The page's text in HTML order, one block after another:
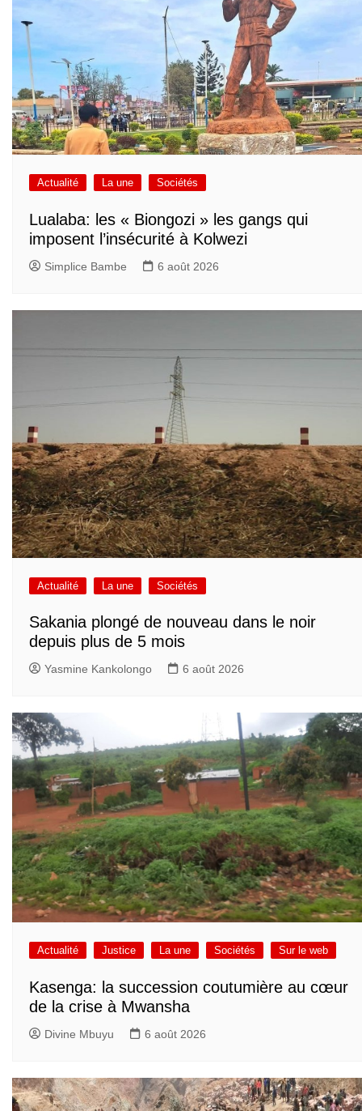
Actualité La une Sociétés
Lualaba: les « Biongozi » les gangs qui
imposent l’insécurité à Kolwezi
Simplice Bambe 6 août 2026
Actualité La une Sociétés
Sakania plongé de nouveau dans le noir
depuis plus de 5 mois
Yasmine Kankolongo 6 août 2026
Actualité Justice La une Sociétés Sur le web
Kasenga: la succession coutumière au cœur
de la crise à Mwansha
Divine Mbuyu 6 août 2026